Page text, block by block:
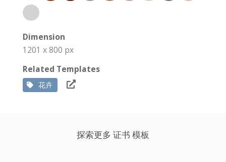
Dimension
1201 x 800 px
Related Templates
花卉
探索更多 证书 模板